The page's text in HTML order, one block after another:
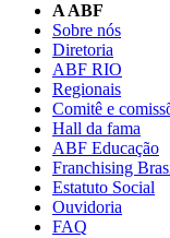
A ABF
Sobre nós
Diretoria
ABF RIO
Regionais
Comitê e
Hall da fama
ABF Educação
Franchising
Estatuto Social
Ouvidoria
FAQ